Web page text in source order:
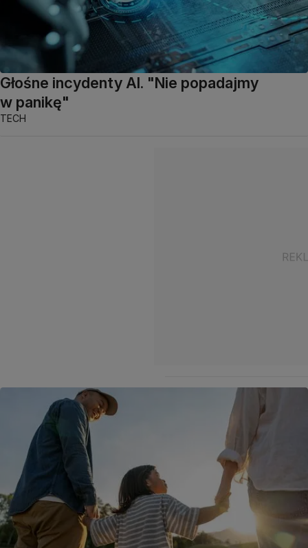
Głośne incydenty AI. "Nie popadajmy
w panikę"
TECH